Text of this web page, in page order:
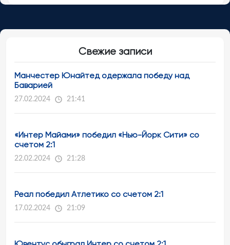
Свежие записи
Манчестер Юнайтед одержала победу над
Баварией
27.02.2024 21:41
«Интер Майами» победил «Нью-Йорк Сити» со
счетом 2:1
22.02.2024 21:28
Реал победил Атлетико со счетом 2:1
17.02.2024 21:09